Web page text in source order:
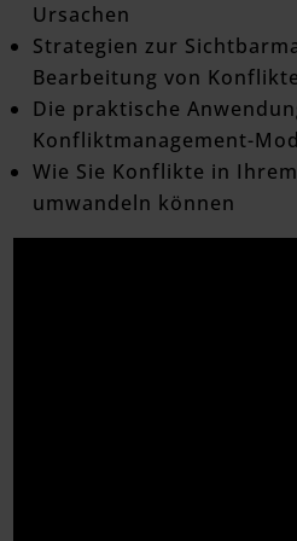
Ursachen
Strategien zur
Bearbeitung von
Die praktische
Konfliktmanagement-
Wie Sie Konflikte in
umwandeln können